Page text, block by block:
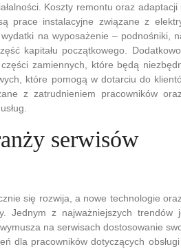
Koszty remontu oraz
prace instalacyjne związane z
na wyposażenie – podnośniki,
kapitału początkowego.
zamiennych, które będą
które pomogą w dotarciu do
z zatrudnieniem pracowników
serwisów
się rozwija, a nowe technologie
Jednym z najważniejszych trendów
na serwisach dostosowanie
dla pracowników dotyczących